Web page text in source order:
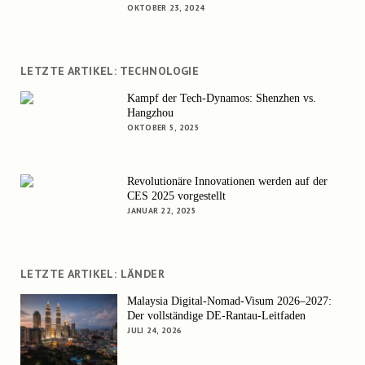
OKTOBER 23, 2024
LETZTE ARTIKEL: TECHNOLOGIE
Kampf der Tech-Dynamos: Shenzhen vs.
Hangzhou
OKTOBER 5, 2025
Revolutionäre Innovationen werden auf der
CES 2025 vorgestellt
JANUAR 22, 2025
LETZTE ARTIKEL: LÄNDER
Malaysia Digital-Nomad-Visum 2026–2027:
Der vollständige DE-Rantau-Leitfaden
JULI 24, 2026